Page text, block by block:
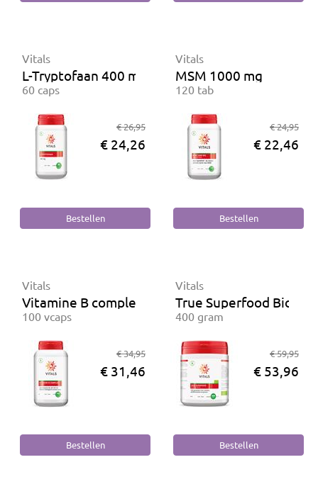
Vitals
L-Tryptofaan 400 mg
60 caps
€ 26,95
€ 24,26
Vitals
MSM 1000 mg
120 tab
€ 24,95
€ 22,46
Vitals
Vitamine B complex Actief
100 vcaps
€ 34,95
€ 31,46
Vitals
True Superfood
400 gram
€ 59,95
€ 53,96